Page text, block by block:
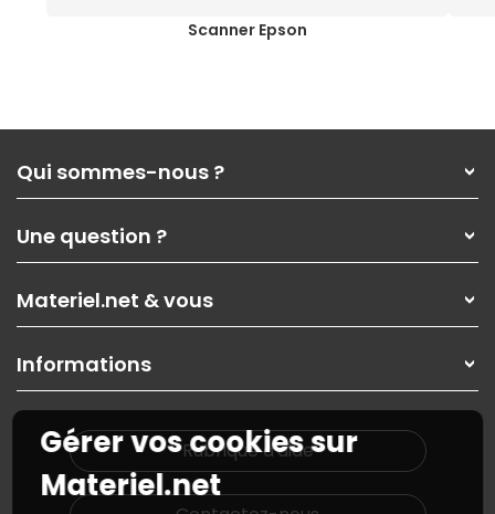
Scanner Epson
Qui sommes-nous ?
Nos services
Les magasins Materiel.net
Nos solutions pour les pros
Contactez-nous
Une question ?
Paiement, livraison
Garanties,Pack Zen
SAV, demander un retour
Informations
Materiel.net & vous
On rachète votre carte graphique
PC sur mesure : Votre RDV personnalisé
Notre démarche écologique
Materiel.net recrute
Notre programme d'affiliation
Partenariat & Sponsoring
Informations
Plan du site
Nos marques
Conditions générales de vente
Marketplace
Informations légales
Rubrique d'aide
Gérer vos cookies sur
Materiel.net